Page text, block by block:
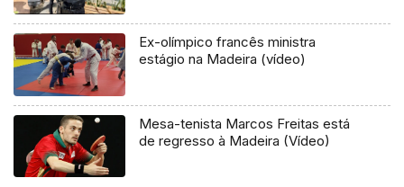
Ex-olímpico francês ministra
estágio na Madeira (vídeo)
Mesa-tenista Marcos Freitas está
de regresso à Madeira (Vídeo)